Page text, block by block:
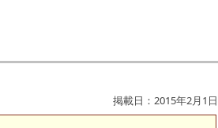
掲載日：2015年2月1日